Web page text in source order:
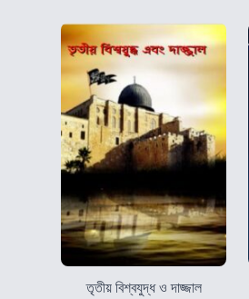
তৃতীয় বিশ্বযুদ্ধ ও দাজ্জাল